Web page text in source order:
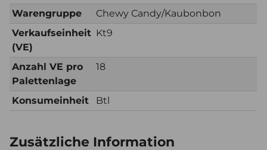
Warengruppe
Chewy Candy/Kaubonbon
Verkaufseinheit
(VE)
Kt9
Anzahl VE pro
Palettenlage
18
Konsumeinheit Btl
Zusätzliche Information